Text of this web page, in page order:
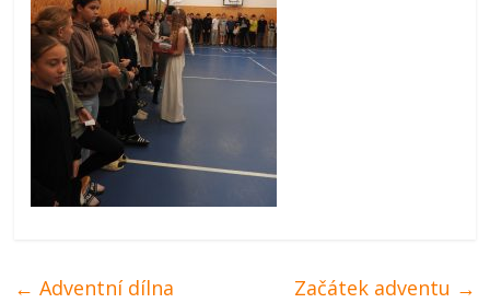
← Adventní dílna Začátek adventu →